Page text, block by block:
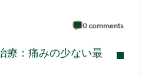
0 comments
療：痛みの少ない最